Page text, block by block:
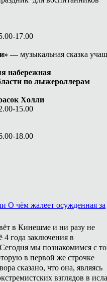
17.00
—музыкальная сказка
набережная
по лыжероллерам
Холли
15.00
18.00
О чём жалеет осужденная за
в Кинешме и ни разу не
года заключения в
мы познакомимся с
в первой же строчке
сказано, что она, являясь
взглядов в